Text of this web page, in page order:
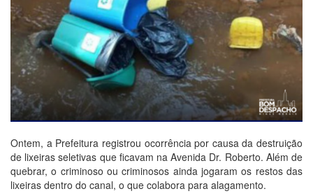
Ontem, a Prefeitura registrou ocorrência por causa da destruição
de lixeiras seletivas que ficavam na Avenida Dr. Roberto. Além de
quebrar, o criminoso ou criminosos ainda jogaram os restos das
lixeiras dentro do canal, o que colabora para alagamento.